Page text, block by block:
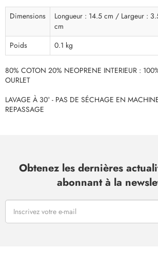
Dimensions
Longueur : 14.5 cm / Largeur :
cm
Poids
0.1 kg
80% COTON 20% NEOPRENE INTERIEUR :
OURLET
LAVAGE À 30° - PAS DE SÉCHAGE EN
REPASSAGE
Obtenez les dernières
abonnant à la